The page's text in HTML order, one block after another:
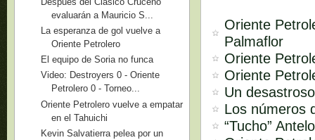
Oriente
Palmaflor
Oriente
Oriente
Un
Los números
“Tucho”
evaluarán a Mauricio S...
La esperanza de gol vuelve a
Oriente Petrolero
El equipo de Soria no funca
Video: Destroyers 0 - Oriente
Petrolero 0 - Torneo...
Oriente Petrolero vuelve a empatar
en el Tahuichi
Kevin Salvatierra pelea por un